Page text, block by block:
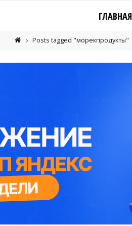
ГЛАВНАЯ
Posts tagged "морекпродукты"